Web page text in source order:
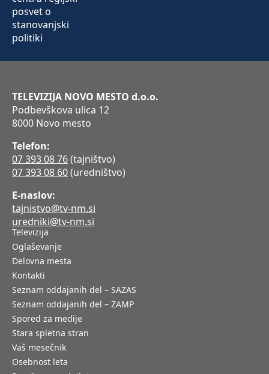
TELEVIZIJA NOVO MESTO d.o.o.
Podbevškova ulica 12
8000 Novo mesto
Telefon:
07 393 08 76(tajništvo)
07 393 08 60(uredništvo)
E-naslov:
tajnistvo@tv-nm.si
uredniki@tv-nm.si
Televizija
Oglaševanje
Delovna mesta
Kontakti
Seznam oddajanih del – SAZAS
Seznam oddajanih del – ZAMP
Spored za medije
Stara spletna stran
Vaš mesečnik
Osebnost leta